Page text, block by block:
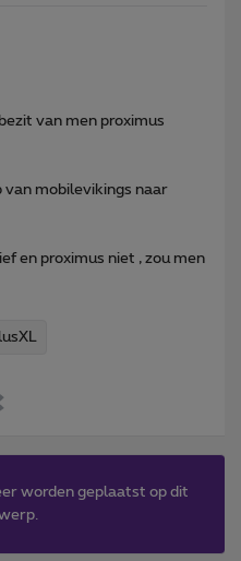
van men proximus
van mobilevikings naar
en proximus niet , zou men
worden geplaatst op dit